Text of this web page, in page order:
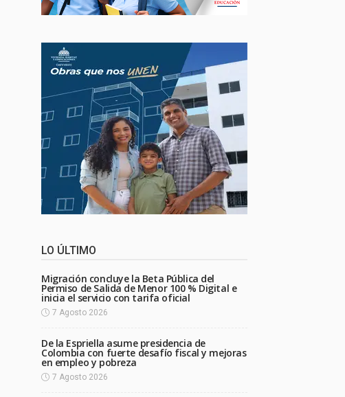
LO ÚLTIMO
Migración concluye la Beta Pública del
Permiso de Salida de Menor 100 % Digital e
inicia el servicio con tarifa oficial
7 Agosto 2026
De la Espriella asume presidencia de
Colombia con fuerte desafío fiscal y mejoras
en empleo y pobreza
7 Agosto 2026